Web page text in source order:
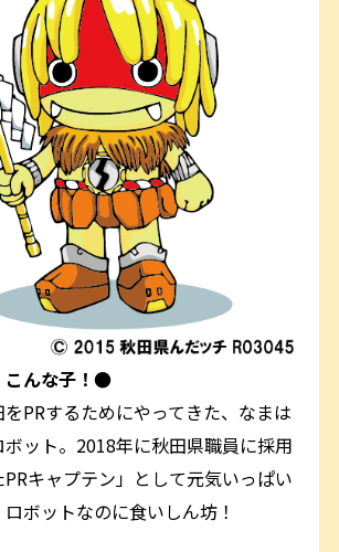
んな子！●
PRするためにやってきた、なまは
ット。2018年に秋田県職員に採用
キャプテン」として元気いっぱい
ボットなのに食いしん坊！